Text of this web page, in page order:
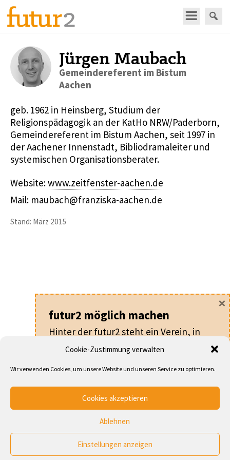
Cookie-Zustimmung verwalten
Wir verwenden Cookies, um unsere Website und unseren Service zu optimieren.
Cookies akzeptieren
Ablehnen
Einstellungen anzeigen
Jürgen Maubach
Gemeindereferent im Bistum
Aachen
geb. 1962 in Heinsberg, Studium der
Religionspädagogik an der KatHo NRW/Paderborn,
Gemeindereferent im Bistum Aachen, seit 1997 in
der Aachener Innenstadt, Bibliodramaleiter und
systemischen Organisationsberater.
Website:www.zeitfenster-aachen.de
Mail: maubach@franziska-aachen.de
Stand: März 2015
Schlagworte Autoren Verein
Impressum & Datenschutz
Cookie-Richtlinie (EU)
futur2 möglich machen
Hinter der futur2 steht ein Verein, in
dem alle ehrenamtlich arbeiten.
Für nur20 €pro Jahr machen Sie als
sondern werden auch Teil eines
Netzwerks von Leuten, die an der
Gesellschaft arbeiten.
MEHR ERFAHREN
×